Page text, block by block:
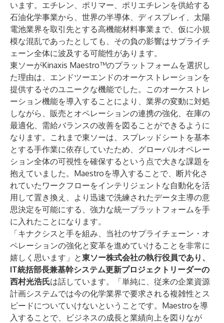
います。エチレン、ポリマー、ポリエチレンを供給する
石油化学事業から、世界の半導体、ディスプレイ、太陽
電池業界を取引先とする高機能材料事業まで、仮に小規
模な混乱であったとしても、その負の影響はサプライチ
ェーン全体に波及する可能性があります。
東ソーがKinaxis Maestro™のプラットフォームを選択し
た理由は、エンドツーエンドのオーケストレーションを
提供するそのユニークな機能でした。このオーケストレ
ーション機能を導入することにより、業界の変動に対処
しながら、販売とオペレーションの連携の強化、在庫の
最適化、需給バランスの改善を図ることができるように
なります。これまで東ソーは、スプレッドシートを基本
とする手作業に依存していたため、グローバルオペレー
ション全体の可視性を確保するという点で大きな課題を
抱えていました。Maestroを導入することで、断片化さ
れていたワークフローをインテリジェントな自動化を活
用して置き換え、より迅速で洗練されたデータ主導の意
思決定を可能にする、強力な統一プラットフォームを手
に入れたことになります。
「キナクシスと手を組み、当社のサプライチェーン・オ
ペレーションの強化と変革を進めていけることを非常に
嬉しく思います」と東ソー株式会社の執行役員であり、
IT統括部長兼基幹システム更新プロジェクトリーダーの
西村光浩氏は話しています。「単純に、従来の企業資源
計画システムでは今の化学業界で要求される複雑性とス
ピードについていけないということです。Maestroを導
入することで、ビジネスの成長と業績向上を図りなが